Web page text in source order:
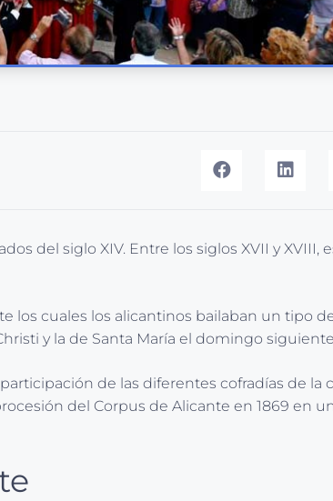
del siglo XIV. Entre los siglos XVII y XVIII,
los cuales los alicantinos bailaban un tipo
y la de Santa María el domingo
de las diferentes cofradías de la
del Corpus de Alicante en 1869 en